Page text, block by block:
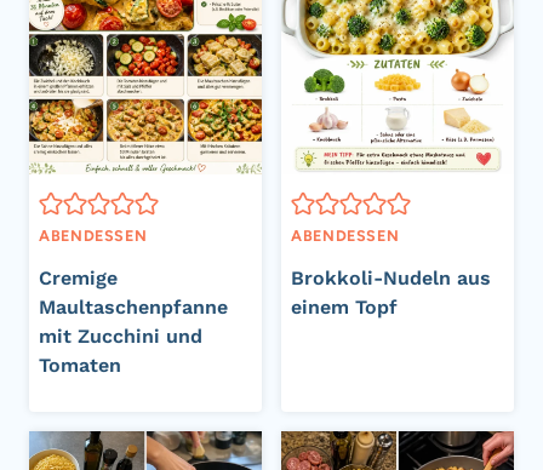
ABENDESSEN
Cremige
Maultaschenpfanne
mit Zucchini und
Tomaten
ABENDESSEN
Brokkoli-Nudeln aus
einem Topf